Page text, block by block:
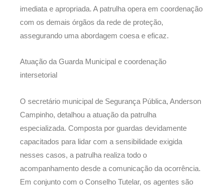
imediata e apropriada. A patrulha opera em coordenação
com os demais órgãos da rede de proteção,
assegurando uma abordagem coesa e eficaz.
Atuação da Guarda Municipal e coordenação
intersetorial
O secretário municipal de Segurança Pública, Anderson
Campinho, detalhou a atuação da patrulha
especializada. Composta por guardas devidamente
capacitados para lidar com a sensibilidade exigida
nesses casos, a patrulha realiza todo o
acompanhamento desde a comunicação da ocorrência.
Em conjunto com o Conselho Tutelar, os agentes são